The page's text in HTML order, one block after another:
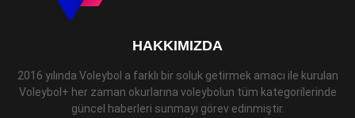
HAKKIMIZDA
2016 yılında Voleybol a farklı bir soluk getirmek amacı ile kurulan
Voleybol+ her zaman okurlarına voleybolun tüm kategorilerinde
güncel haberleri sunmayı görev edinmiştir.